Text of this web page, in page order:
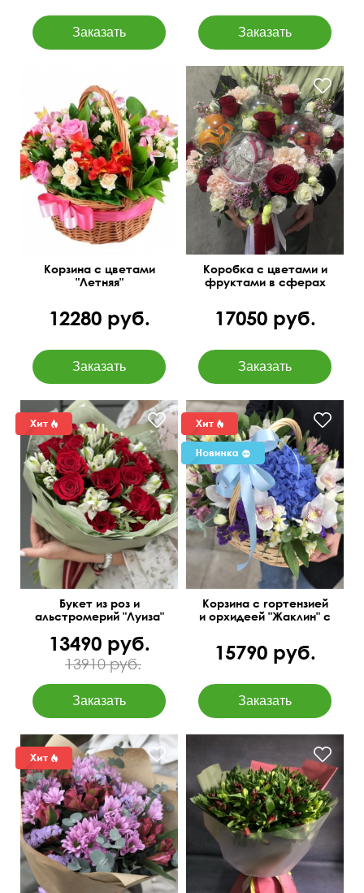
Декор с атласной ленты
30 см
30 см
Корзина с цветами
"Летняя"
12280 руб.
Коробка с цветами и
фруктами в сферах
17050 руб.
Букет из роз и
альстромерий "Луиза"
13490 руб.
13910 руб.
Корзина с гортензией
и орхидеей "Жаклин" с
альстромерий
15790 руб.
60 см 55 см